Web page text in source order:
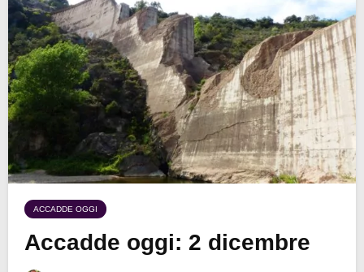
ACCADDE OGGI
Accadde oggi: 2 dicembre